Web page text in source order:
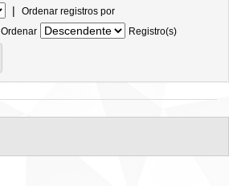
| Ordenar registros por
Ordenar
Registro(s)